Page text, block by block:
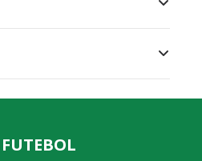
FUTEBOL